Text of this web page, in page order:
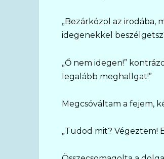
„Bezárkózol az
idegenekkel
„Ő nem idegen!”
legalább meghallgat!”
Megcsóváltam a fejem,
„Tudod mit? Végeztem!